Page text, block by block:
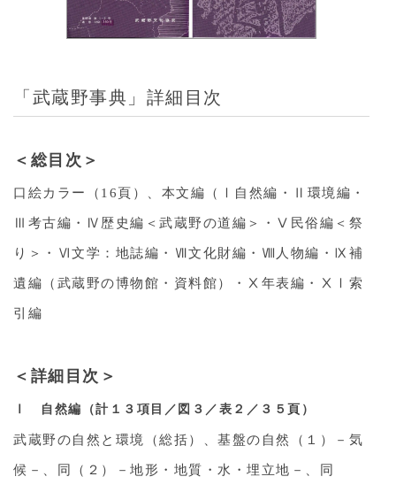
「武蔵野事典」詳細目次
＜総目次＞
口絵カラー（16頁）、本文編（Ⅰ自然編・Ⅱ環境編・
Ⅲ考古編・Ⅳ歴史編＜武蔵野の道編＞・Ⅴ民俗編＜祭
り＞・Ⅵ文学：地誌編・Ⅶ文化財編・Ⅷ人物編・Ⅸ補
遺編（武蔵野の博物館・資料館）・Ⅹ年表編・ⅩⅠ索
引編
＜詳細目次＞
Ⅰ 自然編（計１３項目／図３／表２／３５頁）
武蔵野の自然と環境（総括）、基盤の自然（１）－気
候－、同（２）－地形・地質・水・埋立地－、同